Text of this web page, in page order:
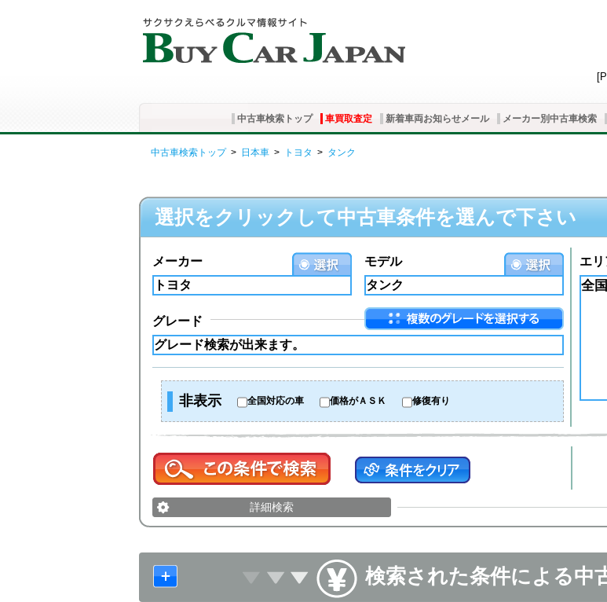
中古車検索トップ 車買取査定 新着車両お知らせメール メーカー別中古車検索
中古車検索トップ> 日本車 > トヨタ > タンク
選択をクリックして中古車条件を選んで下さい
モデル
メーカー
グレード
非表示 全国対応の車 価格がＡＳＫ 修復有り
エ
全国
詳細検索
検索された条件による中